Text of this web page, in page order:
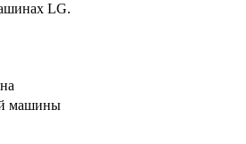
LG.
машины